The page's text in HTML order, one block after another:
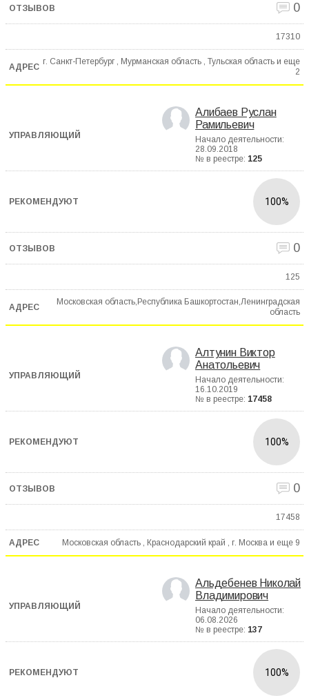
0
17310
г. Санкт-Петербург , Мурманская область , Тульская область и еще
2
Алибаев Руслан
Рамильевич
Начало деятельности:
28.09.2018
№ в реестре: 125
100%
0
125
Московская область,Республика Башкортостан,Ленинградская
область
Алтунин Виктор
Анатольевич
Начало деятельности:
16.10.2019
№ в реестре: 17458
100%
0
17458
Московская область , Краснодарский край , г. Москва и еще 9
Альдебенев Николай
Владимирович
Начало деятельности:
06.08.2026
№ в реестре: 137
100%